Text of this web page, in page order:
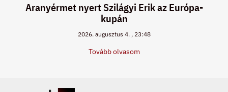
Aranyérmet nyert Szilágyi Erik az Európa-
kupán
2026. augusztus 4. 23:48
Tovább olvasom